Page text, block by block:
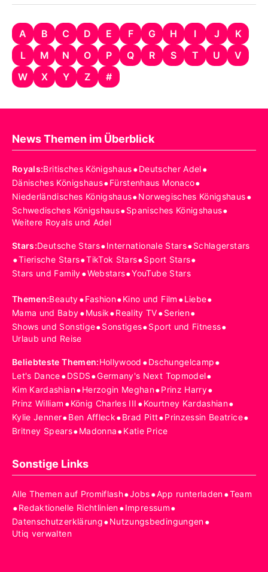
A B C D E F G H I J
K
L
M N O P Q R S T U
V
W
X Y Z #
News Themen im Überblick
Royals:Britisches Königshaus•Deutscher Adel•
Dänisches Königshaus•Fürstenhaus Monaco•
Niederländisches Königshaus•Norwegisches Königshaus•
Schwedisches Königshaus•Spanisches Königshaus•
Weitere Royals und Adel
Stars:Deutsche Stars•Internationale Stars•Schlagerstars
•Tierische Stars•TikTok Stars•Sport Stars•
Stars und Family•Webstars•YouTube Stars
Themen:Beauty•Fashion•Kino und Film •Liebe•
Mama und Baby•Musik•Reality TV•Serien•
Shows und Sonstige•Sonstiges•Sport und Fitness•
Urlaub und Reise
Beliebteste Themen:Hollywood •Dschungelcamp•
Let's Dance•DSDS•Germany's Next Topmodel•
Kim Kardashian•Herzogin Meghan•Prinz Harry•
Prinz William •König Charles III •Kourtney Kardashian•
Kylie Jenner•Ben Affleck•Brad Pitt•Prinzessin Beatrice•
Britney Spears•Madonna•Katie Price
Sonstige Links
Alle Themen auf Promiflash•Jobs•App runterladen•Team
•Redaktionelle Richtlinien•Impressum•
Datenschutzerklärung•Nutzungsbedingungen•
Utiq verwalten